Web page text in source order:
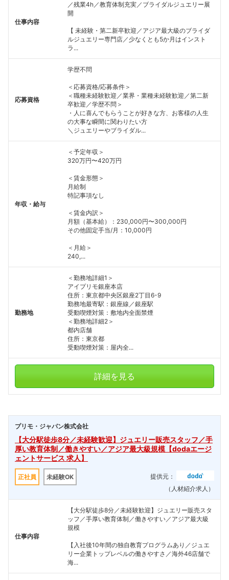
仕事内容
／残業4h／教育体制充実／ブライダルジュエリー展
開
【 未経験・第二新卒歓迎／アジア最大級のブライダ
ルジュエリー専門店／少なくとも5か月はインスト
ラ...
応募資格
学歴不問
＜応募資格/応募条件＞
＜職種未経験歓迎／業界・業種未経験歓迎／第二新
卒歓迎／学歴不問＞
・人に喜んでもらうことが好きな方、お客様の人生
の大事な瞬間に関わりたい方
＼ジュエリーやブライダル...
年収・給与
＜予定年収＞
320万円〜420万円
＜賃金形態＞
月給制
特記事項なし
＜賃金内訳＞
月額（基本給）：230,000円〜300,000円
その他固定手当/月：10,000円
＜月給＞
240,...
勤務地
＜勤務地詳細1＞
アイプリモ銀座本店
住所：東京都中央区銀座2丁目6-9
勤務地最寄駅：銀座線／銀座駅
受動喫煙対策：敷地内全面禁煙
＜勤務地詳細2＞
都内店舗
住所：東京都
受動喫煙対策：屋内全...
詳細を見る
プリモ・ジャパン株式会社
【大分駅徒歩8分／未経験歓迎】ジュエリー販売スタッフ／手
厚い教育体制／働きやすい／アジア最大級規模【dodaエージ
ェントサービス 求人】
正社員 未経験OK
提供元：
（人材紹介求人）
仕事内容
【大分駅徒歩8分／未経験歓迎】ジュエリー販売スタ
ッフ／手厚い教育体制／働きやすい／アジア最大級
規模
【入社後10年間の独自教育プログラムあり／ジュエ
リー企業トップレベルの働きやすさ／海外46店舗で
海...